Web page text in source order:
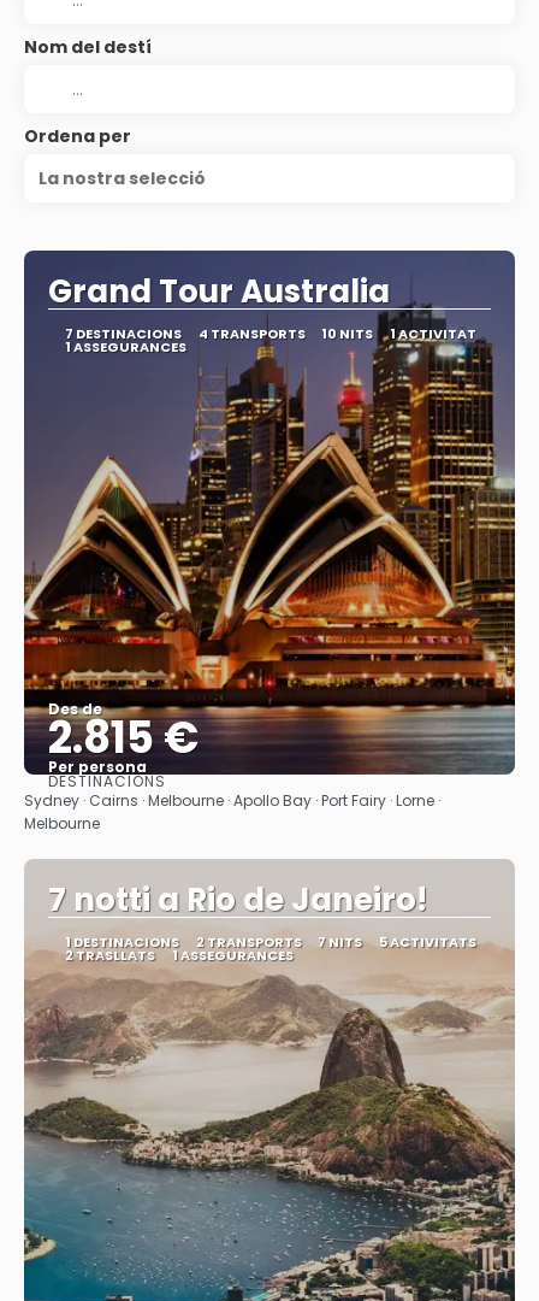
Nom del destí
Ordena per
La nostra selecció
Grand Tour Australia
7 DESTINACIONS 4 TRANSPORTS 10 NITS 1 ACTIVITAT
1 ASSEGURANCES
Des de
2.815 €
Per persona
Veure
DESTINACIONS
Sydney · Cairns · Melbourne · Apollo Bay · Port Fairy · Lorne ·
Melbourne
7 notti a Rio de Janeiro!
1 DESTINACIONS 2 TRANSPORTS 7 NITS 5 ACTIVITATS
2 TRASLLATS 1 ASSEGURANCES